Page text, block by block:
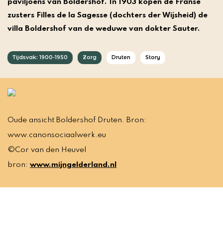
paviljoens van Boldershof. In 1903 kopen de Franse
zusters Filles de la Sagesse (dochters der Wijsheid) de
villa Boldershof van de weduwe van dokter Sauter.
Tijdsvak: 1900-1950 Zorg Druten Story
Oude ansicht Boldershof Druten. Bron:
www.canonsociaalwerk.eu
©Cor van den Heuvel
bron: www.mijngelderland.nl